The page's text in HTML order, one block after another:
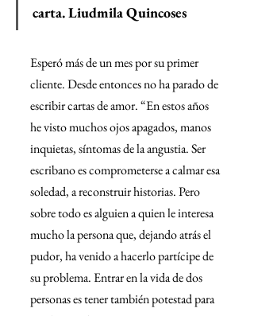
carta. Liudmila Quincoses
Esperó más de un mes por su primer
cliente. Desde entonces no ha parado de
escribir cartas de amor. “En estos años
he visto muchos ojos apagados, manos
inquietas, síntomas de la angustia. Ser
escribano es comprometerse a calmar esa
soledad, a reconstruir historias. Pero
sobre todo es alguien a quien le interesa
mucho la persona que, dejando atrás el
pudor, ha venido a hacerlo partícipe de
su problema. Entrar en la vida de dos
personas es tener también potestad para